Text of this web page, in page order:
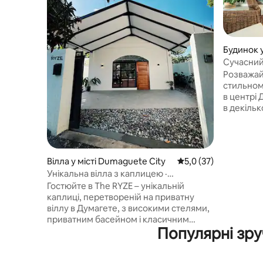
Вілла у місті Dumaguete City Середня оцінка: 5,0 з
5,0 (37)
Унікальна вілла з каплицею ·
Приватний басейн + ігрова зона
Гостюйте в The RYZE – унікальній
каплиці, перетвореній на приватну
віллу в Думагете, з високими стелями,
приватним басейном і класичним
ігровим автоматом для вечорів за
іграми. Завдяки швидкому Wi-Fi від
Будинок
3
в центрі
в
Популярні